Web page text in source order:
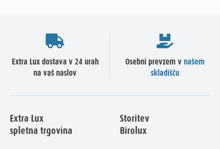
Extra Lux dostava v 24 urah
na vaš naslov
Osebni prevzem v našem
skladišču
Extra Lux
spletna trgovina
Storitev
Birolux